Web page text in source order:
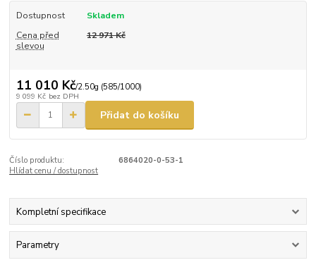
Dostupnost
Skladem
Cena před
slevou
12 971 Kč
11 010 Kč/2.50g (585/1000)
9 099 Kč bez DPH
Přidat do košíku
Číslo produktu:
6864020-0-53-1
Hlídat cenu / dostupnost
Kompletní specifikace
Parametry